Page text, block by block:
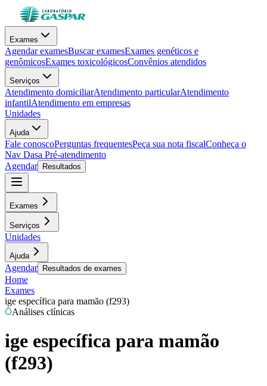
Exames
Agendar examesBuscar examesExames genéticos e
genômicosExames toxicológicosConvênios atendidos
Serviços
Atendimento domiciliarAtendimento particularAtendimento
infantilAtendimento em empresas
Unidades
Ajuda
Fale conoscoPerguntas frequentesPeça sua nota fiscalConheça o
Nav Dasa Pré-atendimento
Agendar
Resultados
Exames
Serviços
Unidades
Ajuda
Agendar Resultados de exames
Home
Exames
ige específica para mamão (f293)
Análises clínicas
ige específica para mamão
(f293)